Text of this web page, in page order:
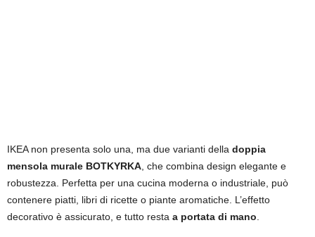
IKEA non presenta solo una, ma due varianti della doppia
mensola murale BOTKYRKA, che combina design elegante e
robustezza. Perfetta per una cucina moderna o industriale, può
contenere piatti, libri di ricette o piante aromatiche. L’effetto
decorativo è assicurato, e tutto resta a portata di mano.